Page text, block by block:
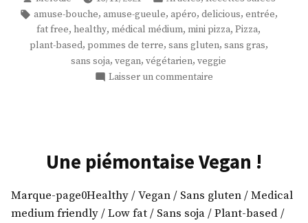
à
la
pomme
par
dans
Étiquettes :
amuse-bouche, amuse-gueule, apéro, delicious, entrée,
fat free, healthy, médical médium, mini pizza, Pizza,
plant-based, pommes de terre, sans gluten, sans gras,
sans soja, vegan, végétarien, veggie
Laisser un commentaire
pomme
terre
Une piémontaise Vegan !
Marque-page0Healthy / Vegan / Sans gluten / Medical
medium friendly / Low fat / Sans soja / Plant-based /